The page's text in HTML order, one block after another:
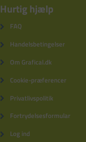
Hurtig hjælp
FAQ
Handelsbetingelser
Om Grafical.dk
Cookie-præferencer
Privatlivspolitik
Fortrydelsesformular
Log ind